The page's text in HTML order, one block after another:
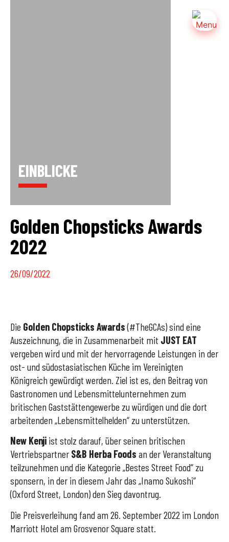
EINBLICKE
Golden Chopsticks Awards
2022
26/09/2022
Die Golden Chopsticks Awards(#TheGCAs) sind eine
Auszeichnung, die in Zusammenarbeit mit JUST EAT
vergeben wird und mit der hervorragende Leistungen in der
ost- und südostasiatischen Küche im Vereinigten
Königreich gewürdigt werden. Ziel ist es, den Beitrag von
Gastronomen und Lebensmittelunternehmen zum
britischen Gaststättengewerbe zu würdigen und die dort
arbeitenden „Lebensmittelhelden“ zu unterstützen.
New Kenji ist stolz darauf, über seinen britischen
Vertriebspartner S&B Herba Foods an der Veranstaltung
teilzunehmen und die Kategorie „Bestes Street Food“ zu
sponsern, in der in diesem Jahr das „Inamo Sukoshi“
(Oxford Street, London) den Sieg davontrug.
Die Preisverleihung fand am 26. September 2022 im London
Marriott Hotel am Grosvenor Square statt.